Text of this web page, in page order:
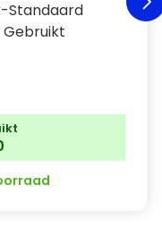
Standaard
Gebruikt